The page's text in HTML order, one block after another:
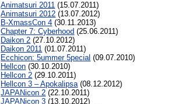
Animatsuri 2011 (15.07.2011)
Animatsuri 2012 (13.07.2012)
B-XmassCon 4 (30.11.2013)
Chapter 7: Cyberhood (25.06.2011)
Daikon 2 (27.10.2012)
Daikon 2011 (01.07.2011)
Ecchicon: 5ummer 5pecial (09.07.2010)
Hellcon (30.10.2010)
Hellcon 2 (29.10.2011)
Hellcon 3 – Apokalipsa(08.12.2012)
JAPANicon 2 (22.10.2011)
JAPANicon 3 (13.10.2012)